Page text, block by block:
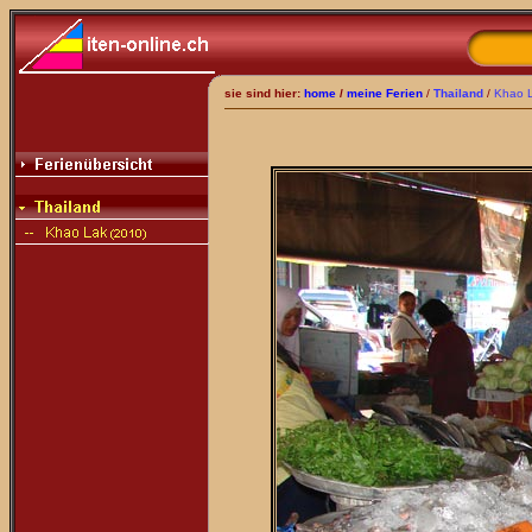
sie sind hier: home / meine Ferien / Thailand / Khao